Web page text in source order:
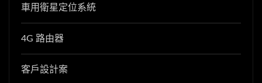
車用衛星定位系統
4G 路由器
客戶設計案